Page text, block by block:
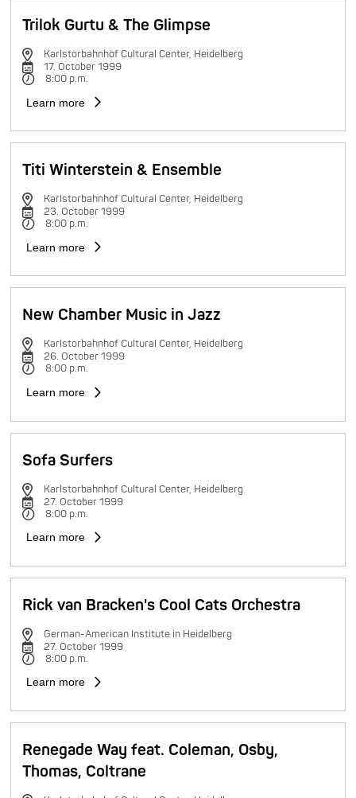
Trilok Gurtu & The Glimpse
Karlstorbahnhof Cultural Center, Heidelberg
17. October 1999
8:00 p.m.
Learn more
Titi Winterstein & Ensemble
Karlstorbahnhof Cultural Center, Heidelberg
23. October 1999
8:00 p.m.
Learn more
New Chamber Music in Jazz
Karlstorbahnhof Cultural Center, Heidelberg
26. October 1999
8:00 p.m.
Learn more
Sofa Surfers
Karlstorbahnhof Cultural Center, Heidelberg
27. October 1999
8:00 p.m.
Learn more
Rick van Bracken's Cool Cats Orchestra
German-American Institute in Heidelberg
27. October 1999
8:00 p.m.
Learn more
Renegade Way feat. Coleman, Osby,
Thomas, Coltrane